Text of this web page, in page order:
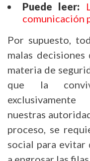
Puede leer:
comunicación
Por supuesto,
malas
materia de
que la
nuestras
proceso, se
social para evitar